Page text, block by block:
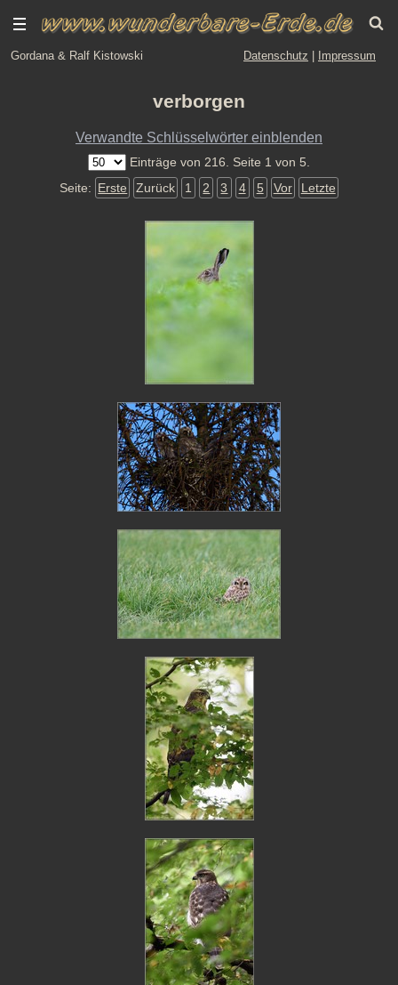
Gordana & Ralf Kistowski Datenschutz Impressum
verborgen
Verwandte Schlüsselwörter einblenden
Einträge von 216. Seite 1 von 5.
Seite: Erste Zurück 1 2 3 4 5 Vor Letzte